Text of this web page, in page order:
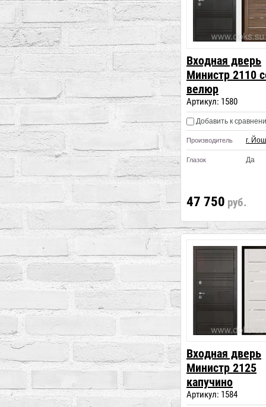
Входная дверь
Министр 2110
велюр
Артикул: 1580
Добавить к
Производитель г.
Глазок Да
47 750 руб.
Входная дверь
Министр 2125
капучино
Артикул: 1584